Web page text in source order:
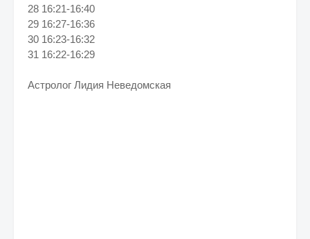
28 16:21-16:40
29 16:27-16:36
30 16:23-16:32
31 16:22-16:29
Астролог Лидия Неведомская